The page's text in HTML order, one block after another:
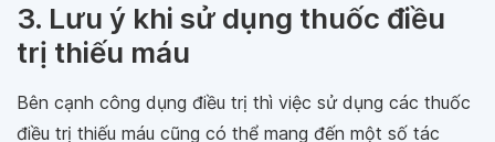
3. Lưu ý khi sử dụng thuốc điều
trị thiếu máu
Bên cạnh công dụng điều trị thì việc sử dụng các thuốc
điều trị thiếu máu cũng có thể mang đến một số tác